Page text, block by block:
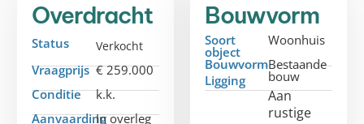
Overdracht
Status Verkocht
Vraagprijs € 259.000
Conditie
k.k.
AanvaardingIn overleg
Bouwvorm
Soort
object
Woonhuis
BouwvormBestaande
bouw
Ligging
Aan
rustige